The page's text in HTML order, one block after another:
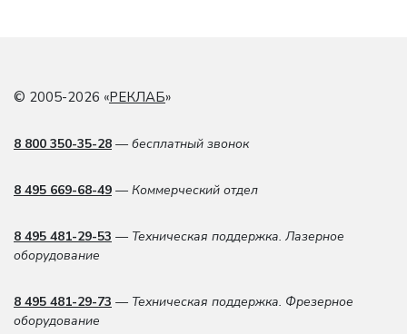
© 2005-2026 «РЕКЛАБ»
8 800 350-35-28 — бесплатный звонок
8 495 669-68-49 — Коммерческий отдел
8 495 481-29-53 — Техническая поддержка. Лазерное
оборудование
8 495 481-29-73 — Техническая поддержка. Фрезерное
оборудование